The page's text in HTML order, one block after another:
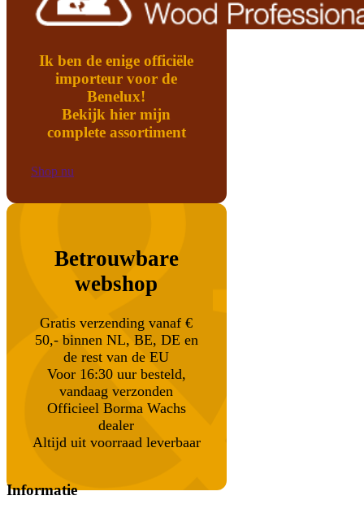
Ik ben de enige officiële
importeur voor de
Benelux!
Bekijk hier mijn
complete assortiment
Shop nu
Betrouwbare
webshop
Gratis verzending vanaf €
50,- binnen NL, BE, DE en
de rest van de EU
Voor 16:30 uur besteld,
vandaag verzonden
Officieel Borma Wachs
dealer
Altijd uit voorraad leverbaar
Informatie